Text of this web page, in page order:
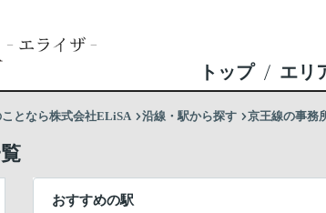
トップ エリ
となら株式会社ELiSA 沿線・駅から探す 京王線の事務
おすすめの駅